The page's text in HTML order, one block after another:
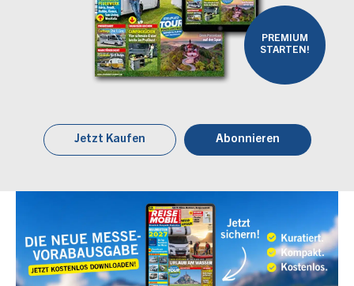
PREMIUM
STARTEN!
Jetzt Kaufen Abonnieren